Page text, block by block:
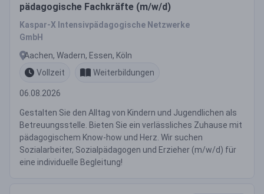
pädagogische Fachkräfte (m/w/d)
Kaspar-X Intensivpädagogische Netzwerke
GmbH
Aachen, Wadern, Essen, Köln
Vollzeit
Weiterbildungen
06.08.2026
Gestalten Sie den Alltag von Kindern und Jugendlichen als
Betreuungsstelle. Bieten Sie ein verlässliches Zuhause mit
pädagogischem Know-how und Herz. Wir suchen
Sozialarbeiter, Sozialpädagogen und Erzieher (m/w/d) für
eine individuelle Begleitung!